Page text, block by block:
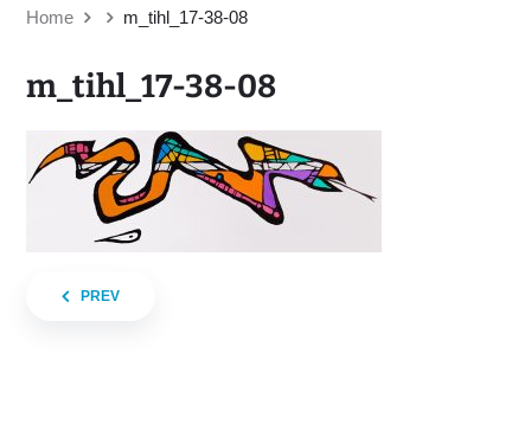
Home m_tihl_17-38-08
m_tihl_17-38-08
Beitragsnavigation
PREV